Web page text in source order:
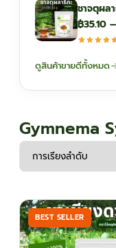
ชาจตุผล
฿35.10 –
ดูสินค้าขายดีทั้งหมด
Gymnema
BEST SELLER